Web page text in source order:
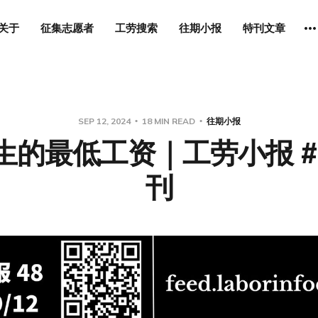
于 征集志愿者 工劳搜索 往期小报 特刊文章
SEP 12, 2024 18 MIN READ 往期小报
的最低工资｜工劳小报
刊